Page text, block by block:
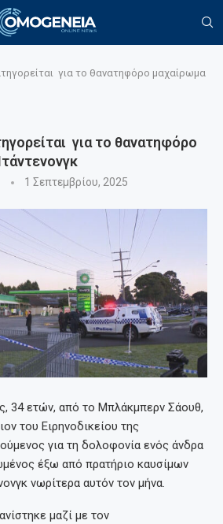
για το θανατηφόρο μαχαίρωμα
για το θανατηφόρο
1 Σεπτεμβρίου, 2025
34 ετών, από το Μπλάκμπερν Σάουθ,
του Ειρηνοδικείου της
για τη δολοφονία ενός άνδρα
έξω από πρατήριο καυσίμων
νωρίτερα αυτόν τον μήνα.
μαζί με τον